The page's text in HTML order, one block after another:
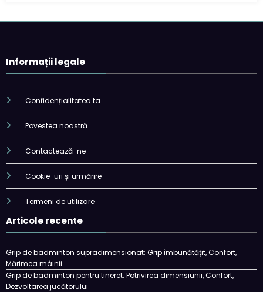
Informații legale
Confidențialitatea ta
Povestea noastră
Contactează-ne
Cookie-uri și urmărire
Termeni de utilizare
Articole recente
Grip de badminton supradimensionat: Grip îmbunătățit, Confort,
Mărimea mâinii
Grip de badminton pentru tineret: Potrivirea dimensiunii, Confort,
Dezvoltarea jucătorului